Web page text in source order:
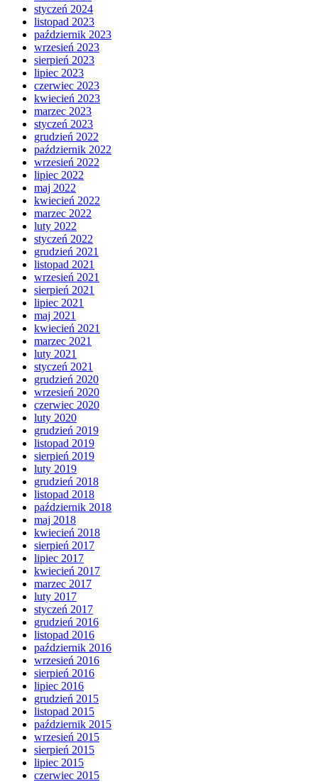
styczeń 2024
listopad 2023
październik 2023
wrzesień 2023
sierpień 2023
lipiec 2023
czerwiec 2023
kwiecień 2023
marzec 2023
styczeń 2023
grudzień 2022
październik 2022
wrzesień 2022
lipiec 2022
maj 2022
kwiecień 2022
marzec 2022
luty 2022
styczeń 2022
grudzień 2021
listopad 2021
wrzesień 2021
sierpień 2021
lipiec 2021
maj 2021
kwiecień 2021
marzec 2021
luty 2021
styczeń 2021
grudzień 2020
wrzesień 2020
czerwiec 2020
luty 2020
grudzień 2019
listopad 2019
sierpień 2019
luty 2019
grudzień 2018
listopad 2018
październik 2018
maj 2018
kwiecień 2018
sierpień 2017
lipiec 2017
kwiecień 2017
marzec 2017
luty 2017
styczeń 2017
grudzień 2016
listopad 2016
październik 2016
wrzesień 2016
sierpień 2016
lipiec 2016
grudzień 2015
listopad 2015
październik 2015
wrzesień 2015
sierpień 2015
lipiec 2015
czerwiec 2015